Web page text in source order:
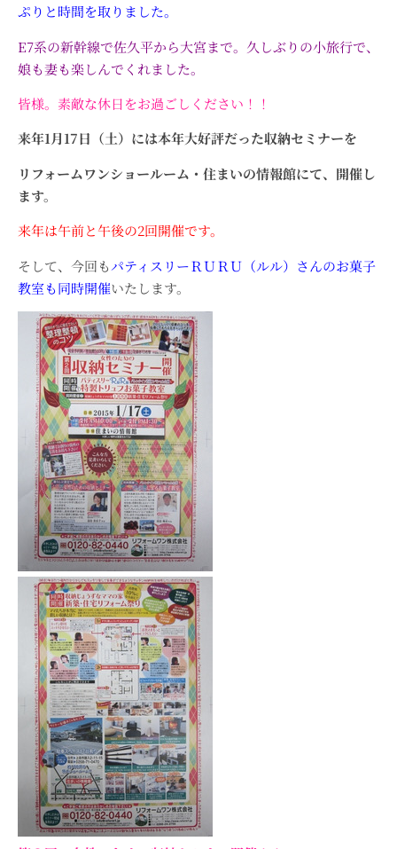
ぷりと時間を取りました。
E7系の新幹線で佐久平から大宮まで。久しぶりの小旅行で、
娘も妻も楽しんでくれました。
皆様。素敵な休日をお過ごしください！！
来年1月17日（土）には本年大好評だった収納セミナーを
リフォームワンショールーム・住まいの情報館にて、開催し
ます。
来年は午前と午後の2回開催です。
そして、今回もパティスリーＲＵＲＵ（ルル）さんのお菓子
教室も同時開催いたします。